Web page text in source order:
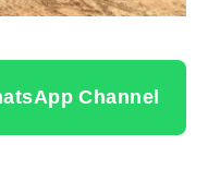
Channel